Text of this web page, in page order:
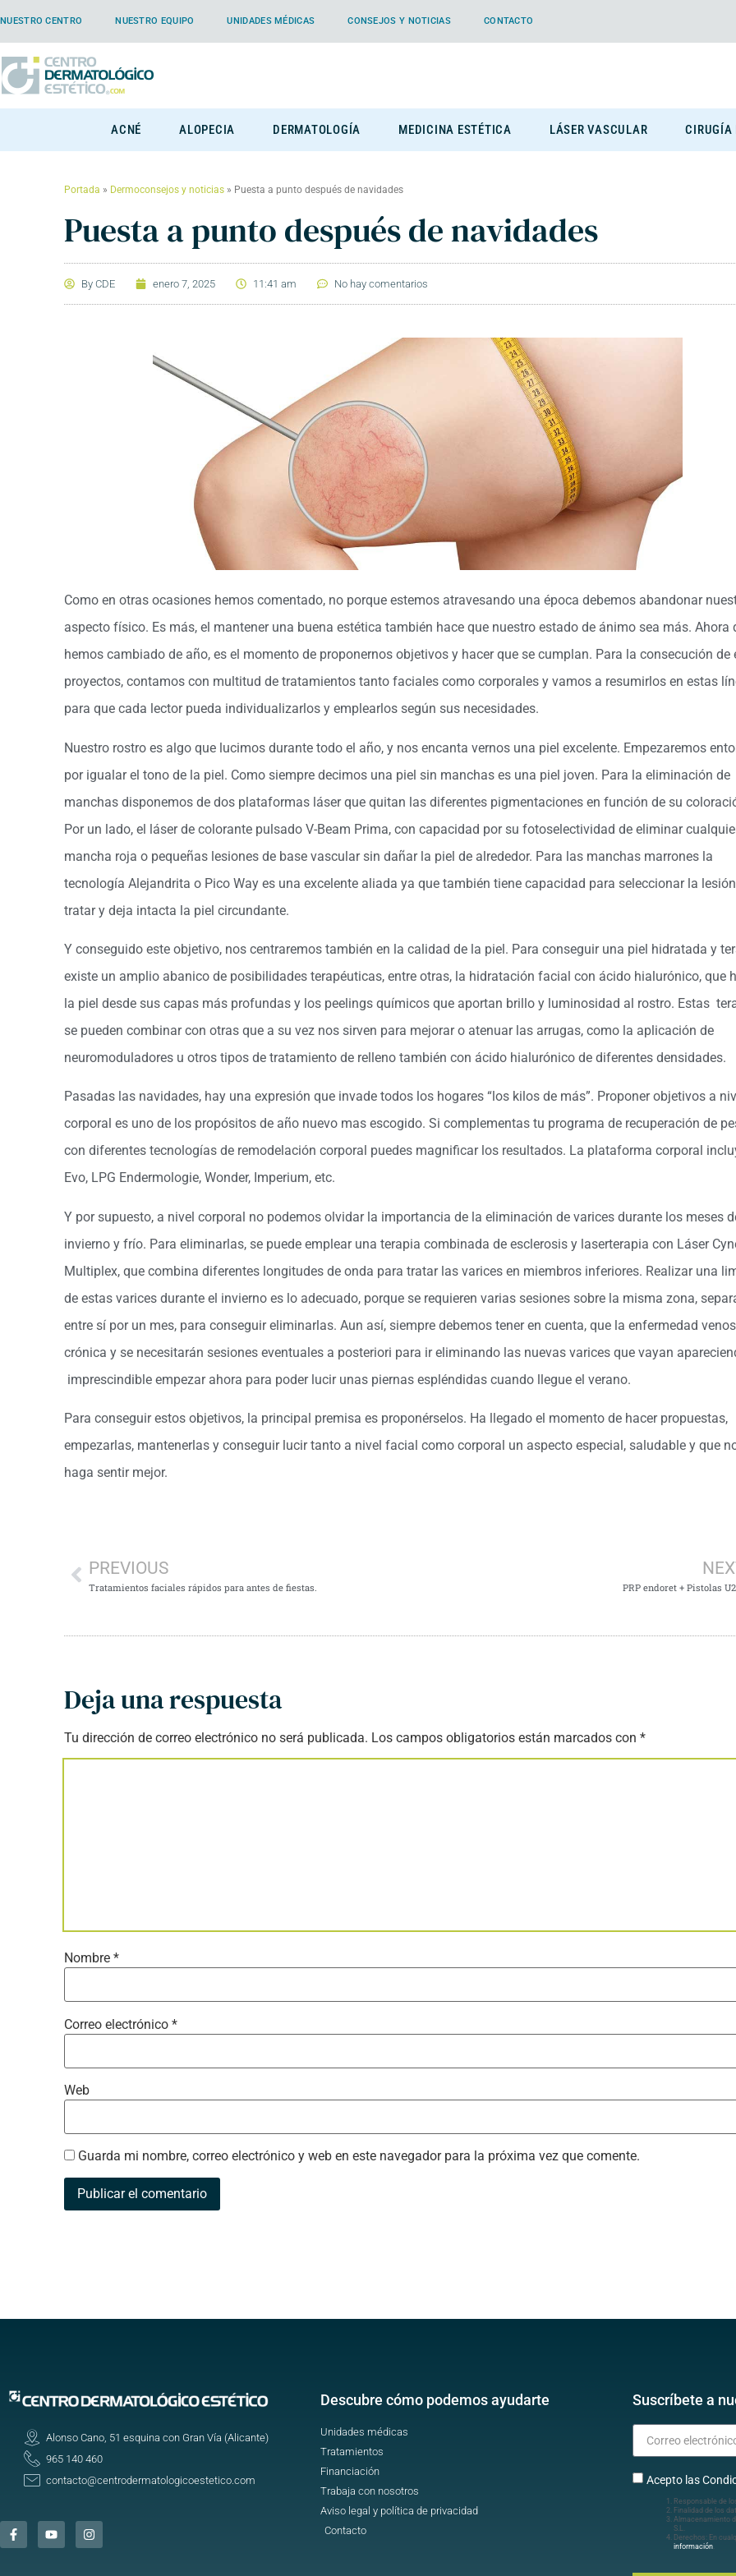
NUESTRO CENTRO NUESTRO EQUIPO UNIDADES MÉDICAS CONSEJOS Y NOTICIAS CONTACTO
ACNÉ ALOPECIA DERMATOLOGÍA MEDICINA ESTÉTICA LÁSER VASCULAR
Portada » Dermoconsejos y noticias » Puesta a punto después de navidades
Puesta a punto después de navidades
By CDE enero 7, 2025 11:41 am No hay comentarios
Como en otras ocasiones hemos comentado, no porque estemos atravesando una época debemos abandonar
aspecto físico. Es más, el mantener una buena estética también hace que nuestro estado de ánimo sea más. Ahora
hemos cambiado de año, es el momento de proponernos objetivos y hacer que se cumplan. Para la consecución de
proyectos, contamos con multitud de tratamientos tanto faciales como corporales y vamos a resumirlos en estas
para que cada lector pueda individualizarlos y emplearlos según sus necesidades.
Nuestro rostro es algo que lucimos durante todo el año, y nos encanta vernos una piel excelente. Empezaremos
por igualar el tono de la piel. Como siempre decimos una piel sin manchas es una piel joven. Para la eliminación de
manchas disponemos de dos plataformas láser que quitan las diferentes pigmentaciones en función de su
Por un lado, el láser de colorante pulsado V-Beam Prima, con capacidad por su fotoselectividad de eliminar
mancha roja o pequeñas lesiones de base vascular sin dañar la piel de alrededor. Para las manchas marrones la
tecnología Alejandrita o Pico Way es una excelente aliada ya que también tiene capacidad para seleccionar la
tratar y deja intacta la piel circundante.
Y conseguido este objetivo, nos centraremos también en la calidad de la piel. Para conseguir una piel hidratada y
existe un amplio abanico de posibilidades terapéuticas, entre otras, la hidratación facial con ácido hialurónico, que
la piel desde sus capas más profundas y los peelings químicos que aportan brillo y luminosidad al rostro. Estas
se pueden combinar con otras que a su vez nos sirven para mejorar o atenuar las arrugas, como la aplicación de
neuromoduladores u otros tipos de tratamiento de relleno también con ácido hialurónico de diferentes densidades.
Pasadas las navidades, hay una expresión que invade todos los hogares “los kilos de más”. Proponer objetivos a
corporal es uno de los propósitos de año nuevo mas escogido. Si complementas tu programa de recuperación de
con diferentes tecnologías de remodelación corporal puedes magnificar los resultados. La plataforma corporal
Evo, LPG Endermologie, Wonder, Imperium, etc.
Y por supuesto, a nivel corporal no podemos olvidar la importancia de la eliminación de varices durante los meses
invierno y frío. Para eliminarlas, se puede emplear una terapia combinada de esclerosis y laserterapia con Láser
Multiplex, que combina diferentes longitudes de onda para tratar las varices en miembros inferiores. Realizar una
de estas varices durante el invierno es lo adecuado, porque se requieren varias sesiones sobre la misma zona,
entre sí por un mes, para conseguir eliminarlas. Aun así, siempre debemos tener en cuenta, que la enfermedad
crónica y se necesitarán sesiones eventuales a posteriori para ir eliminando las nuevas varices que vayan
imprescindible empezar ahora para poder lucir unas piernas espléndidas cuando llegue el verano.
Para conseguir estos objetivos, la principal premisa es proponérselos. Ha llegado el momento de hacer propuestas,
empezarlas, mantenerlas y conseguir lucir tanto a nivel facial como corporal un aspecto especial, saludable y que
haga sentir mejor.
PREVIOUS
Tratamientos faciales rápidos para antes de fiestas. PRP endoret + Pistolas
Deja una respuesta
Tu dirección de correo electrónico no será publicada. Los campos obligatorios están marcados con *
Nombre *
Correo electrónico *
Web
Guarda mi nombre, correo electrónico y web en este navegador para la próxima vez que comente.
Alonso Cano, 51 esquina con Gran Vía (Alicante)
965 140 460
contacto@centrodermatologicoestetico.com
Descubre cómo podemos ayudarte
Unidades médicas
Tratamientos
Financiación
Trabaja con nosotros
Aviso legal y política de privacidad
Contacto
Suscríbete a
Acepto las
Responsable de
Finalidad de los
Almacenamiento
S.L.
Derechos: En
información.